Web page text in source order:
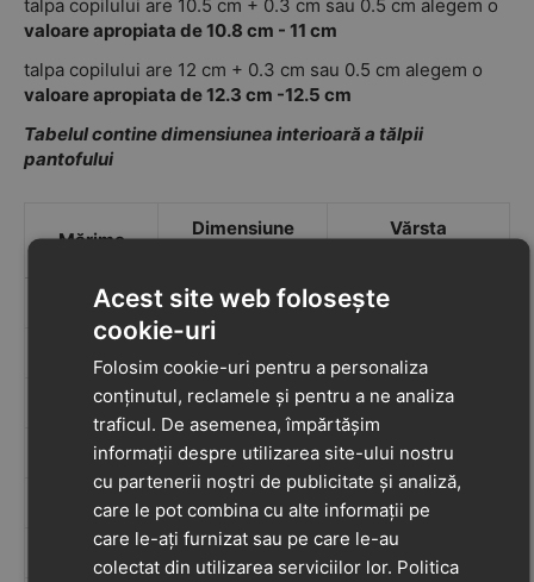
talpa copilului are 10.5 cm + 0.3 cm sau 0.5 cm alegem o
valoare apropiata de 10.8 cm - 11 cm
talpa copilului are 12 cm + 0.3 cm sau 0.5 cm alegem o
valoare apropiata de 12.3 cm -12.5 cm
Tabelul contine dimensiunea interioară a tălpii
pantofului
Mărime
Dimensiune
Vărsta
17 11 cm 6-12 luni
19 12.5 cm 12 - 18 luni
20 13 cm 18 - 24 luni
21 13.8 cm 18 - 24 luni
22 14.5 cm 2 - 3 ani
Acest site web folosește
cookie-uri
Folosim cookie-uri pentru a personaliza
conținutul, reclamele și pentru a ne analiza
traficul. De asemenea, împărtășim
informații despre utilizarea site-ului nostru
cu partenerii noștri de publicitate și analiză,
care le pot combina cu alte informații pe
care le-ați furnizat sau pe care le-au
colectat din utilizarea serviciilor lor. Politica